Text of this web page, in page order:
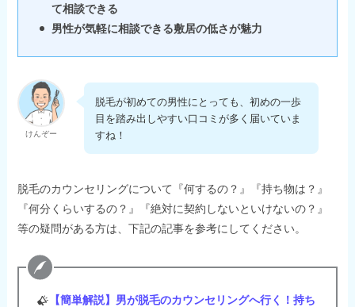
て相談できる
男性が気軽に相談できる敷居の低さが魅力
けんぞー
脱毛が初めての男性にとっても、初めの一歩
目を踏み出しやすい口コミが多く届いていま
すね！
脱毛のカウンセリングについて『何するの？』『持ち物は？』
『何分くらいするの？』『絶対に契約しないといけないの？』
等の疑問がある方は、下記の記事を参考にしてください。
【簡単解説】男が脱毛のカウンセリングへ行く！持ち